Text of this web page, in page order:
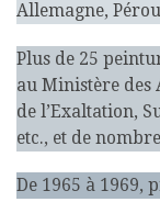
Allemagne,
Plus de 25
au Ministère des
de l’Exaltation,
etc., et de
De 1965 à 1969,